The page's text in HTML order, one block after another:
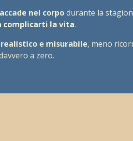
nel corpodurante la
complicarti la vita.
e misurabile, meno
a zero.